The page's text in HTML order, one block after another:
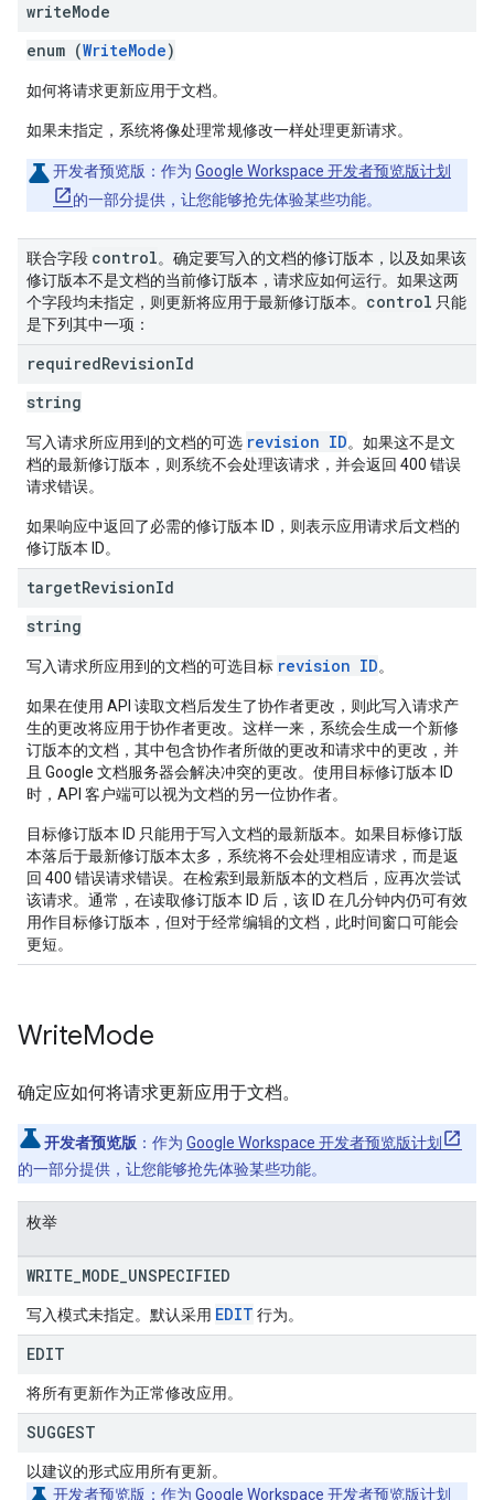
writeMode
enum (WriteMode)
如何将请求更新应用于文档。
如果未指定，系统将像处理常规修改一样处理更新请求。
开发者预览版 ：作为 Google Workspace 开发者预览版计划
的一部分提供，让您能够抢先体验某些功能。
联合字段 control。确定要写入的文档的修订版本，以及如果该
修订版本不是文档的当前修订版本，请求应如何运行。如果这两
个字段均未指定，则更新将应用于最新修订版本。 control 只能
是下列其中一项：
requiredRevisionId
string
写入请求所应用到的文档的可选 revision ID。如果这不是文
档的最新修订版本，则系统不会处理该请求，并会返回 400 错误
请求错误。
如果响应中返回了必需的修订版本 ID，则表示应用请求后文档的
修订版本 ID。
targetRevisionId
string
写入请求所应用到的文档的可选目标 revision ID。
如果在使用 API 读取文档后发生了协作者更改，则此写入请求产
生的更改将应用于协作者更改。这样一来，系统会生成一个新修
订版本的文档，其中包含协作者所做的更改和请求中的更改，并
且 Google 文档服务器会解决冲突的更改。使用目标修订版本 ID
时，API 客户端可以视为文档的另一位协作者。
目标修订版本 ID 只能用于写入文档的最新版本。如果目标修订版
本落后于最新修订版本太多，系统将不会处理相应请求，而是返
回 400 错误请求错误。在检索到最新版本的文档后，应再次尝试
该请求。通常，在读取修订版本 ID 后，该 ID 在几分钟内仍可有效
用作目标修订版本，但对于经常编辑的文档，此时间窗口可能会
更短。
WriteMode
确定应如何将请求更新应用于文档。
开发者预览版 ：作为 Google Workspace 开发者预览版计划
的一部分提供，让您能够抢先体验某些功能。
枚举
WRITE MODE UNSPECIFIED
写入模式未指定。默认采用 EDIT 行为。
EDIT
将所有更新作为正常修改应用。
SUGGEST
以建议的形式应用所有更新。
开发者预览版 ：作为 Google Workspace 开发者预览版计划